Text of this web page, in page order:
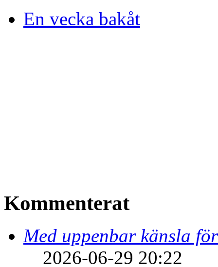
En vecka bakåt
Kommenterat
Med uppenbar känsla
2026-06-29 20:22